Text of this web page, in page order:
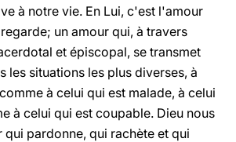
à notre vie. En Lui, c'est l'amour
un amour qui, à travers
et épiscopal, se transmet
les situations les plus diverses, à
à celui qui est malade, à celui
à celui qui est coupable. Dieu nous
qui pardonne, qui rachète et qui